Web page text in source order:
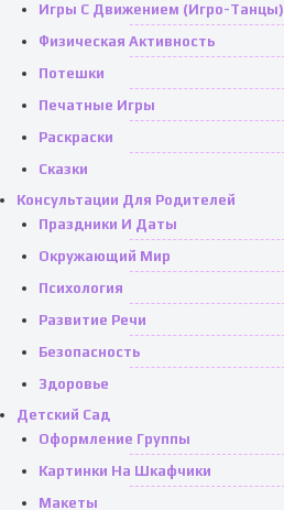
Игры С Движением (игро-Танцы)
Физическая Активность
Потешки
Печатные Игры
Раскраски
Сказки
Консультации Для Родителей
Праздники И Даты
Окружающий Мир
Психология
Развитие Речи
Безопасность
Здоровье
Детский Сад
Оформление Группы
Картинки На Шкафчики
Макеты